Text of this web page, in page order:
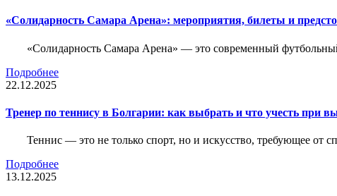
«Солидарность Самара Арена»: мероприятия, билеты и
«Солидарность Самара Арена» — это современный
Подробнее
22.12.2025
Тренер по теннису в Болгарии: как выбрать и что учесть при
Теннис — это не только спорт, но и искусство, требующее от
Подробнее
13.12.2025